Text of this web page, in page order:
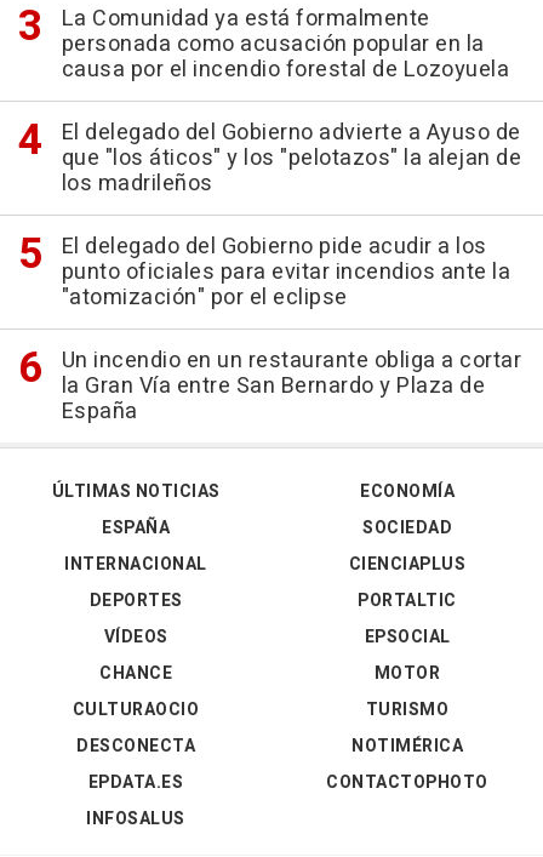
La Comunidad ya está formalmente
personada como acusación popular en la
causa por el incendio forestal de Lozoyuela
El delegado del Gobierno advierte a Ayuso de
que "los áticos" y los "pelotazos" la alejan de
los madrileños
El delegado del Gobierno pide acudir a los
punto oficiales para evitar incendios ante la
"atomización" por el eclipse
Un incendio en un restaurante obliga a cortar
la Gran Vía entre San Bernardo y Plaza de
España
ÚLTIMAS NOTICIAS
ESPAÑA
INTERNACIONAL
DEPORTES
VÍDEOS
ECONOMÍA
SOCIEDAD
CIENCIAPLUS
PORTALTIC
EPSOCIAL
CHANCE
CULTURAOCIO
DESCONECTA
EPDATA.ES
INFOSALUS
MOTOR
TURISMO
NOTIMÉRICA
CONTACTOPHOTO